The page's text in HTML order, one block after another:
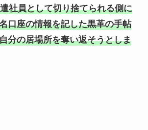
社員として切り捨てられる側に
口座の情報を記した黒革の手帖
分の居場所を奪い返そうとしま